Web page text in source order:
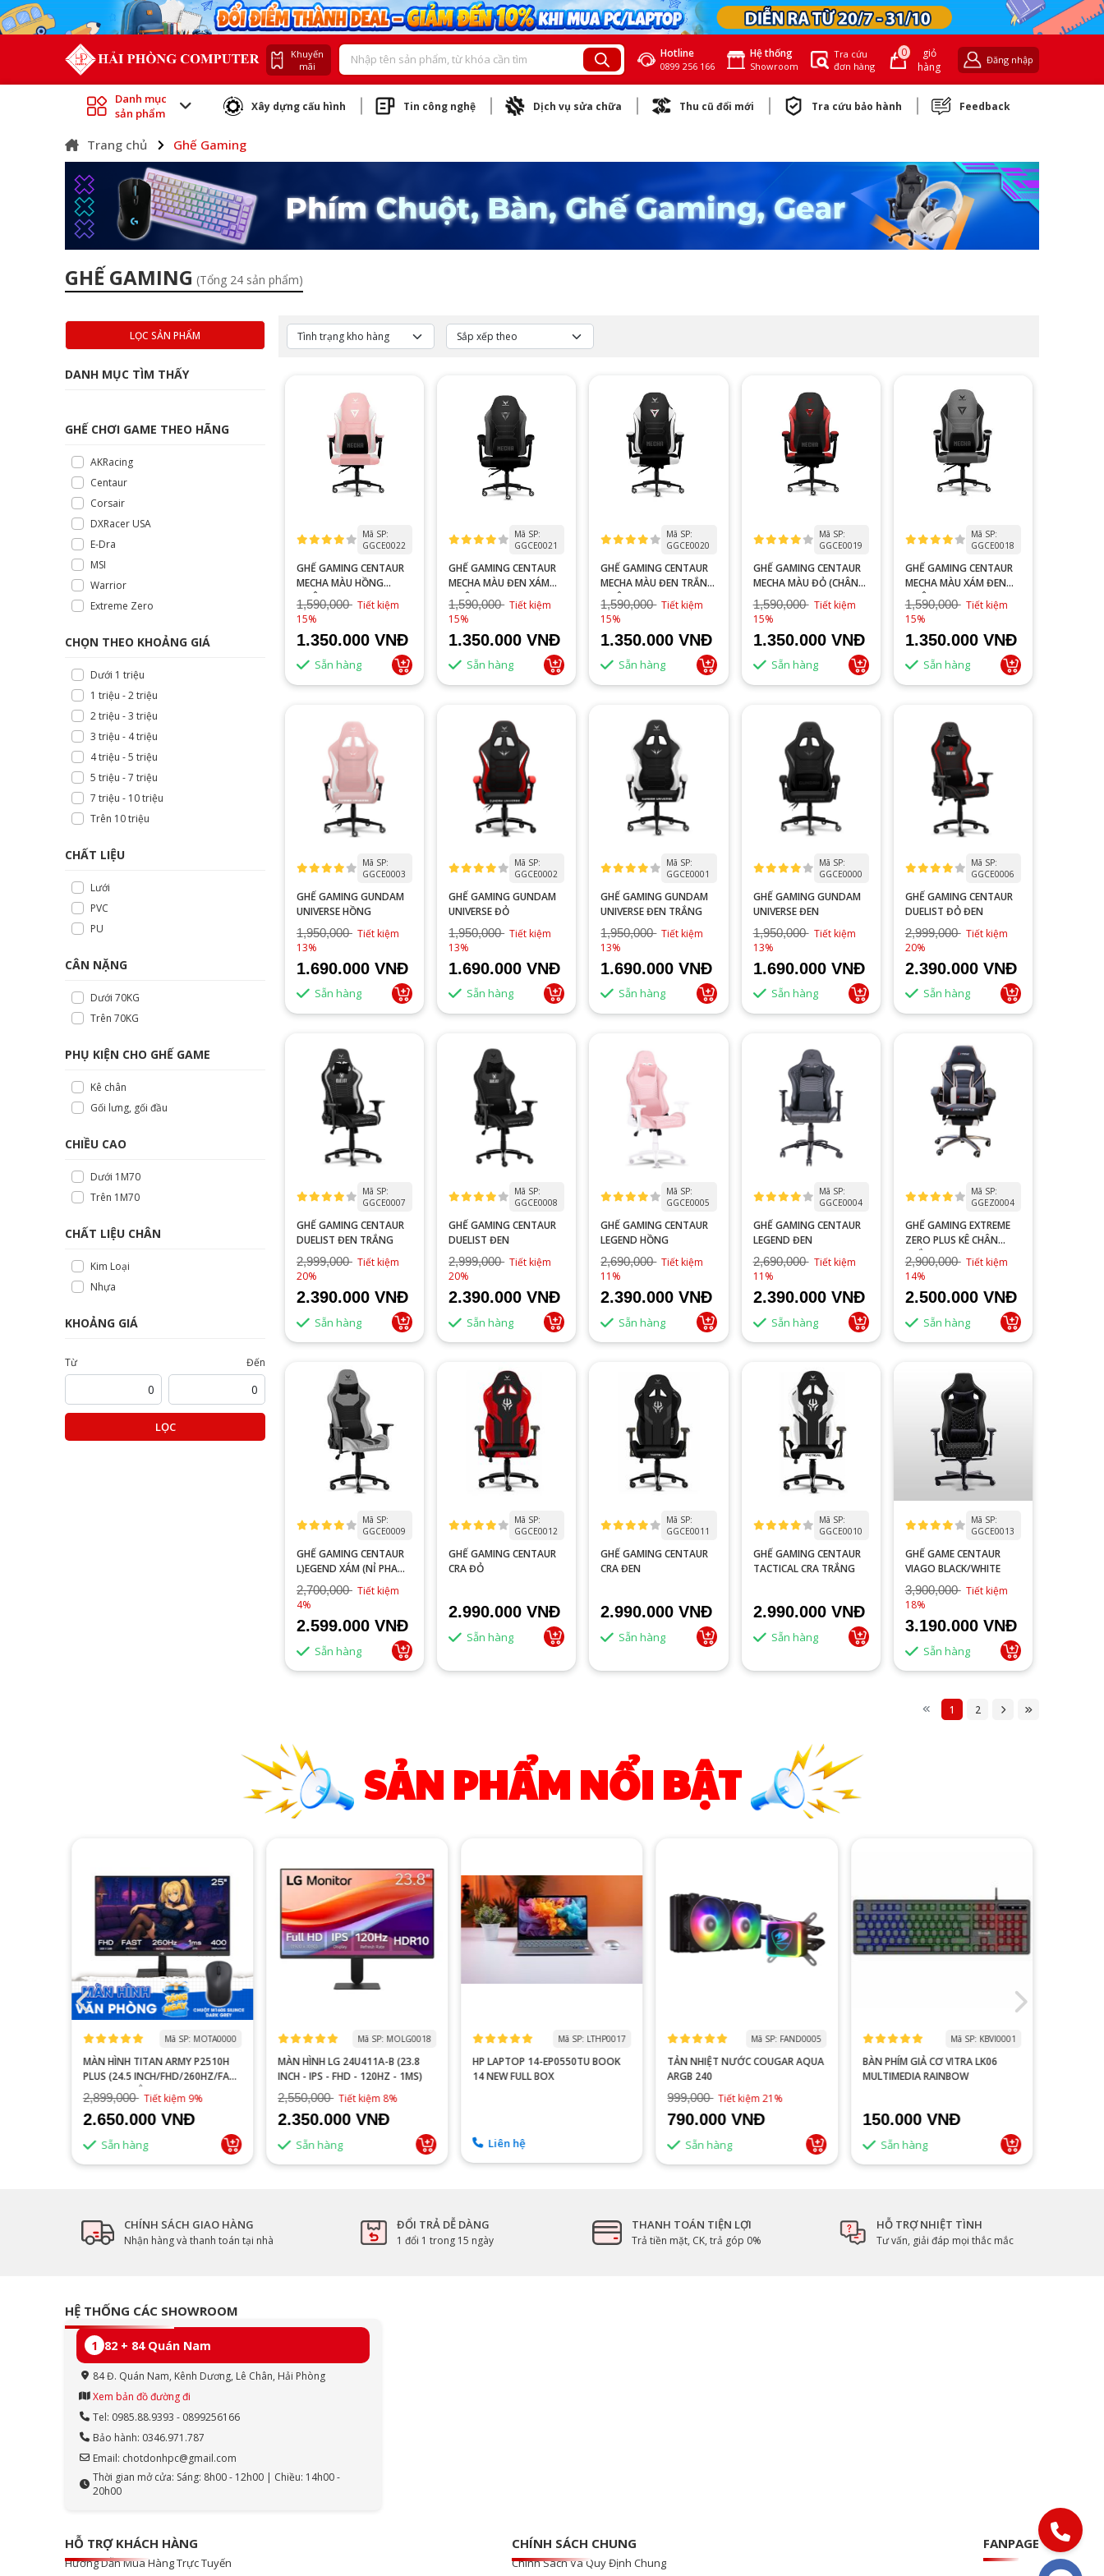
Khuyến
mãi
Hotline
0899 256 166
Hệ thống
Showroom
Tra cứu
đơn hàng
0
giỏ
hàng
Đăng nhập
Danh mục
sản phẩm
Xây dựng cấu hình Tin công nghệ Dịch vụ sửa chữa Thu cũ đổi mới Tra cứu bảo hành Feedback
Trang chủ Ghế Gaming
GHẾ GAMING (Tổng 24 sản phẩm)
LỌC SẢN PHẨM
DANH MỤC TÌM THẤY
GHẾ CHƠI GAME THEO HÃNG
AKRacing
Centaur
Corsair
DXRacer USA
E-Dra
MSI
Warrior
Extreme Zero
CHỌN THEO KHOẢNG GIÁ
Dưới 1 triệu
1 triệu - 2 triệu
2 triệu - 3 triệu
3 triệu - 4 triệu
4 triệu - 5 triệu
5 triệu - 7 triệu
7 triệu - 10 triệu
Trên 10 triệu
CHẤT LIỆU
Lưới
PVC
PU
CÂN NẶNG
Dưới 70KG
Trên 70KG
PHỤ KIỆN CHO GHẾ GAME
Kê chân
Gối lưng, gối đầu
CHIỀU CAO
Dưới 1M70
Trên 1M70
CHẤT LIỆU CHÂN
Kim Loại
Nhựa
KHOẢNG GIÁ
Từ Đến
LỌC
Mã SP:
GGCE0022
GHẾ GAMING CENTAUR
MECHA MÀU HỒNG
(CHÂN KIM LOẠI)
1,590,000 Tiết kiệm
15%
1.350.000 VNĐ
Sẵn hàng
Mã SP:
GGCE0021
GHẾ GAMING CENTAUR
MECHA MÀU ĐEN XÁM
(CHÂN KIM LOẠI)
1,590,000 Tiết kiệm
15%
1.350.000 VNĐ
Sẵn hàng
Mã SP:
GGCE0020
GHẾ GAMING CENTAUR
MECHA MÀU ĐEN TRẮNG
(CHÂN KIM LOẠI)
1,590,000 Tiết kiệm
15%
1.350.000 VNĐ
Sẵn hàng
Mã SP:
GGCE0019
GHẾ GAMING CENTAUR
MECHA MÀU ĐỎ (CHÂN
KIM LOẠI)
1,590,000 Tiết kiệm
15%
1.350.000 VNĐ
Sẵn hàng
Mã SP:
GGCE0018
GHẾ GAMING CENTAUR
MECHA MÀU XÁM ĐEN
(CHÂN KIM LOẠI)
1,590,000 Tiết kiệm
15%
1.350.000 VNĐ
Sẵn hàng
Mã SP:
GGCE0003
GHẾ GAMING GUNDAM
UNIVERSE HỒNG
1,950,000 Tiết kiệm
13%
1.690.000 VNĐ
Sẵn hàng
Mã SP:
GGCE0002
GHẾ GAMING GUNDAM
UNIVERSE ĐỎ
1,950,000 Tiết kiệm
13%
1.690.000 VNĐ
Sẵn hàng
Mã SP:
GGCE0001
GHẾ GAMING GUNDAM
UNIVERSE ĐEN TRẮNG
1,950,000 Tiết kiệm
13%
1.690.000 VNĐ
Sẵn hàng
Mã SP:
GGCE0000
GHẾ GAMING GUNDAM
UNIVERSE ĐEN
1,950,000 Tiết kiệm
13%
1.690.000 VNĐ
Sẵn hàng
Mã SP:
GGCE0006
GHẾ GAMING CENTAUR
DUELIST ĐỎ ĐEN
2,999,000 Tiết kiệm
20%
2.390.000 VNĐ
Sẵn hàng
Mã SP:
GGCE0007
GHẾ GAMING CENTAUR
DUELIST ĐEN TRẮNG
2,999,000 Tiết kiệm
20%
2.390.000 VNĐ
Sẵn hàng
Mã SP:
GGCE0008
GHẾ GAMING CENTAUR
DUELIST ĐEN
2,999,000 Tiết kiệm
20%
2.390.000 VNĐ
Sẵn hàng
Mã SP:
GGCE0005
GHẾ GAMING CENTAUR
LEGEND HỒNG
2,690,000 Tiết kiệm
11%
2.390.000 VNĐ
Sẵn hàng
Mã SP:
GGCE0004
GHẾ GAMING CENTAUR
LEGEND ĐEN
2,690,000 Tiết kiệm
11%
2.390.000 VNĐ
Sẵn hàng
Mã SP:
GGEZ0004
GHẾ GAMING EXTREME
ZERO PLUS KÊ CHÂN
TRẮNG
2,900,000 Tiết kiệm
14%
2.500.000 VNĐ
Sẵn hàng
Mã SP:
GGCE0009
GHẾ GAMING CENTAUR
L)EGEND XÁM (NỈ PHA
DA)
2,700,000 Tiết kiệm
4%
2.599.000 VNĐ
Sẵn hàng
Mã SP:
GGCE0012
GHẾ GAMING CENTAUR
CRA ĐỎ
2.990.000 VNĐ
Sẵn hàng
Mã SP:
GGCE0011
GHẾ GAMING CENTAUR
CRA ĐEN
2.990.000 VNĐ
Sẵn hàng
Mã SP:
GGCE0010
GHẾ GAMING CENTAUR
TACTICAL CRA TRẮNG
2.990.000 VNĐ
Sẵn hàng
Mã SP:
GGCE0013
GHẾ GAME CENTAUR
VIAGO BLACK/WHITE
3,900,000 Tiết kiệm
18%
3.190.000 VNĐ
Sẵn hàng
1 2
SẢN PHẨM NỔI BẬT
Mã SP: MOTA0000
MÀN HÌNH TITAN ARMY P2510H
PLUS (24.5 INCH/FHD/260HZ/FAST
IPS/1MS/PHẲNG)
2,899,000 Tiết kiệm 9%
2.650.000 VNĐ
Sẵn hàng
Mã SP: MOLG0018
MÀN HÌNH LG 24U411A-B (23.8
INCH - IPS - FHD - 120HZ - 1MS)
2,550,000 Tiết kiệm 8%
2.350.000 VNĐ
Sẵn hàng
Mã SP: LTHP0017
HP LAPTOP 14-EP0550TU BOOK
14 NEW FULL BOX
Liên hệ
Mã SP: FAND0005
TẢN NHIỆT NƯỚC COUGAR AQUA
ARGB 240
999,000 Tiết kiệm 21%
790.000 VNĐ
Sẵn hàng
Mã SP: KBVI0001
BÀN PHÍM GIẢ CƠ VITRA LK06
MULTIMEDIA RAINBOW
150.000 VNĐ
Sẵn hàng
CHÍNH SÁCH GIAO HÀNG
Nhận hàng và thanh toán tại nhà
ĐỔI TRẢ DỄ DÀNG
1 đổi 1 trong 15 ngày
THANH TOÁN TIỆN LỢI
Trả tiền mặt, CK, trả góp 0%
HỖ TRỢ NHIỆT TÌNH
Tư vấn, giải đáp mọi thắc mắc
HỆ THỐNG CÁC SHOWROOM
1 82 + 84 Quán Nam
84 Đ. Quán Nam, Kênh Dương, Lê Chân, Hải Phòng
Xem bản đồ đường đi
Tel: 0985.88.9393 - 0899256166
Bảo hành: 0346.971.787
Email: chotdonhpc@gmail.com
Thời gian mở cửa: Sáng: 8h00 - 12h00 | Chiều: 14h00 -
20h00
HỖ TRỢ KHÁCH HÀNG
Hướng Dẫn Mua Hàng Trực Tuyến
CHÍNH SÁCH CHUNG
Chính Sách Và Quy Định Chung
FANPAGE